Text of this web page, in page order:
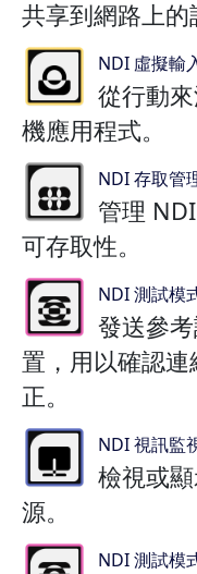
共享到網路上的
NDI 虛擬輸
從行動
機應用程式。
NDI 存取管
管理
可存取性。
NDI 測試模
發送參
置，用以確認
正。
NDI 視訊監
檢視或
源。
NDI 測試模